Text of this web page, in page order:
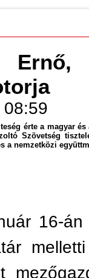
Ernő,
érte a magyar
Szövetség
a nemzetközi
16-